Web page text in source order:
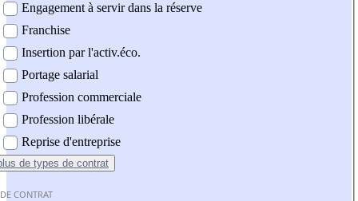
Engagement à servir dans la réserve
Franchise
Insertion par l'activ.éco.
Portage salarial
Profession commerciale
Profession libérale
Reprise d'entreprise
de types de contrat
CONTRAT